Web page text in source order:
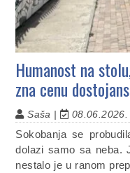
Humanost na
zna cenu
Saša | 08.06.2026.
Sokobanja se
dolazi samo sa neba.
nestalo je u ranom